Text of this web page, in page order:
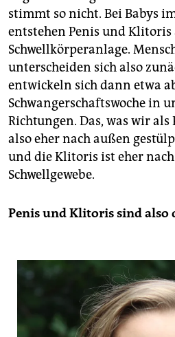
stimmt so nicht. Bei Babys
entstehen Penis und Klitoris
Schwellkörperanlage.
unterscheiden sich also
entwickeln sich dann etwa
Schwangerschaftswoche in
Richtungen. Das, was wir als
also eher nach außen
und die Klitoris ist eher
Schwellgewebe.
Penis und Klitoris sind also